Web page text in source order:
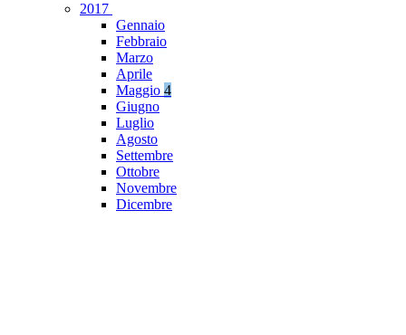
2017
Gennaio
Febbraio
Marzo
Aprile
Maggio 4
Giugno
Luglio
Agosto
Settembre
Ottobre
Novembre
Dicembre